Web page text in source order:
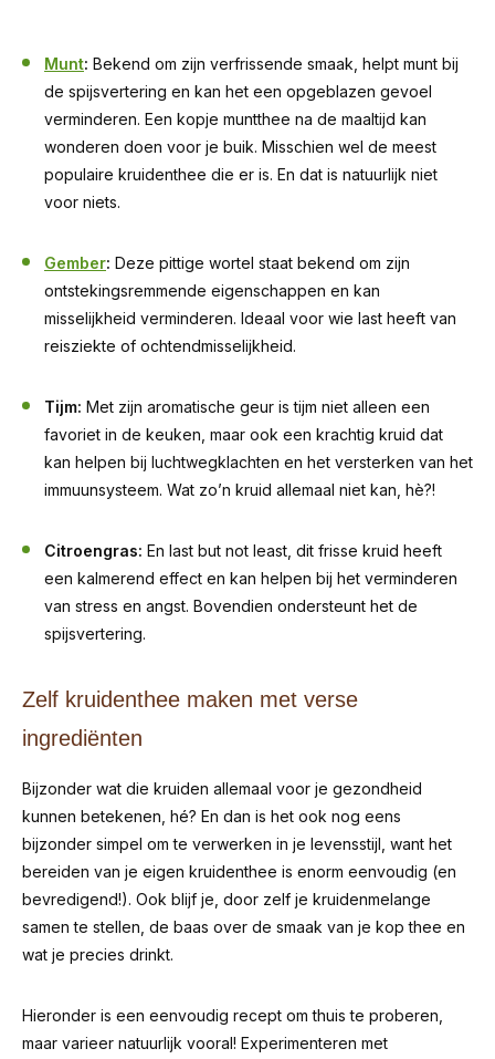
Munt: Bekend om zijn verfrissende smaak, helpt munt bij
de spijsvertering en kan het een opgeblazen gevoel
verminderen. Een kopje muntthee na de maaltijd kan
wonderen doen voor je buik. Misschien wel de meest
populaire kruidenthee die er is. En dat is natuurlijk niet
voor niets.
Gember: Deze pittige wortel staat bekend om zijn
ontstekingsremmende eigenschappen en kan
misselijkheid verminderen. Ideaal voor wie last heeft van
reisziekte of ochtendmisselijkheid.
Tijm: Met zijn aromatische geur is tijm niet alleen een
favoriet in de keuken, maar ook een krachtig kruid dat
kan helpen bij luchtwegklachten en het versterken van het
immuunsysteem. Wat zo’n kruid allemaal niet kan, hè?!
Citroengras: En last but not least, dit frisse kruid heeft
een kalmerend effect en kan helpen bij het verminderen
van stress en angst. Bovendien ondersteunt het de
spijsvertering.
Zelf kruidenthee maken met verse
ingrediënten
Bijzonder wat die kruiden allemaal voor je gezondheid
kunnen betekenen, hé? En dan is het ook nog eens
bijzonder simpel om te verwerken in je levensstijl, want het
bereiden van je eigen kruidenthee is enorm eenvoudig (en
bevredigend!). Ook blijf je, door zelf je kruidenmelange
samen te stellen, de baas over de smaak van je kop thee en
wat je precies drinkt.
Hieronder is een eenvoudig recept om thuis te proberen,
maar varieer natuurlijk vooral! Experimenteren met